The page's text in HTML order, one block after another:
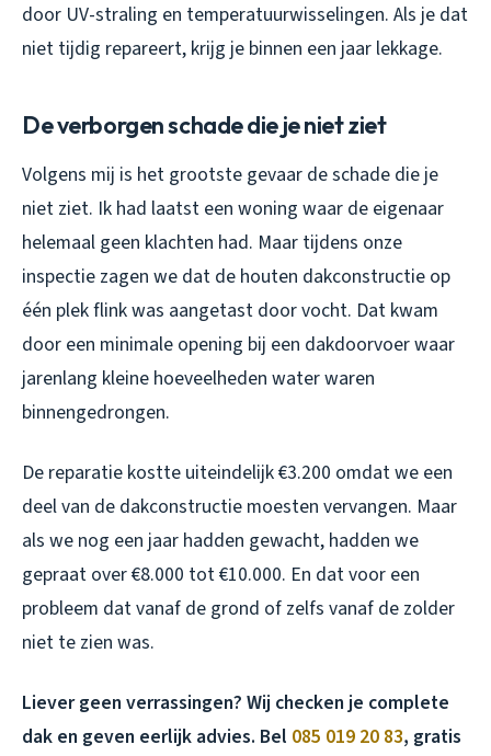
door UV-straling en temperatuurwisselingen. Als je dat
niet tijdig repareert, krijg je binnen een jaar lekkage.
De verborgen schade die je niet ziet
Volgens mij is het grootste gevaar de schade die je
niet ziet. Ik had laatst een woning waar de eigenaar
helemaal geen klachten had. Maar tijdens onze
inspectie zagen we dat de houten dakconstructie op
één plek flink was aangetast door vocht. Dat kwam
door een minimale opening bij een dakdoorvoer waar
jarenlang kleine hoeveelheden water waren
binnengedrongen.
De reparatie kostte uiteindelijk €3.200 omdat we een
deel van de dakconstructie moesten vervangen. Maar
als we nog een jaar hadden gewacht, hadden we
gepraat over €8.000 tot €10.000. En dat voor een
probleem dat vanaf de grond of zelfs vanaf de zolder
niet te zien was.
Liever geen verrassingen? Wij checken je complete
dak en geven eerlijk advies. Bel 085 019 20 83, gratis